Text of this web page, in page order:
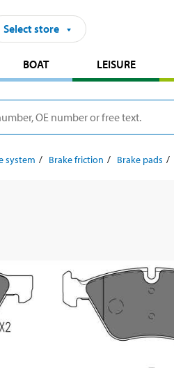
Select store
BOAT LEISURE
system Brake friction Brake pads